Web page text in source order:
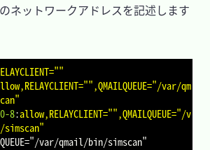
ネットワークアドレスを記述します
var/qm
8:allow,RELAYCLIENT="",QMAILQUEUE="/v
="/var/qmail/bin/simscan"